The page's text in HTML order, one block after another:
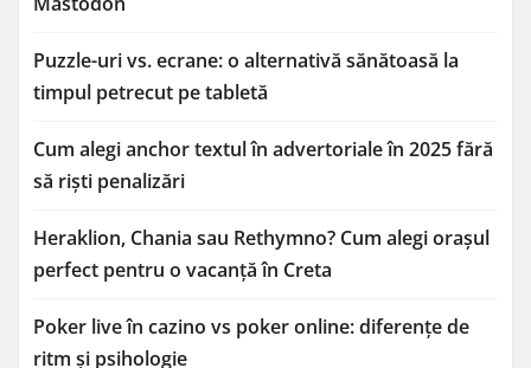
Puzzle-uri vs. ecrane: o alternativă sănătoasă la
timpul petrecut pe tabletă
Cum alegi anchor textul în advertoriale în 2025 fără
să riști penalizări
Heraklion, Chania sau Rethymno? Cum alegi orașul
perfect pentru o vacanță în Creta
Poker live în cazino vs poker online: diferențe de
ritm și psihologie